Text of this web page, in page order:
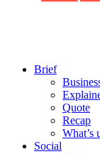
Brief
Quote
Recap
What’s
Social